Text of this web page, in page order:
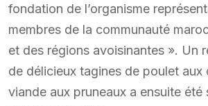
fondation de l’organisme
membres de la communauté
et des régions avoisinantes ». Un
de délicieux tagines de poulet aux
viande aux pruneaux a ensuite été